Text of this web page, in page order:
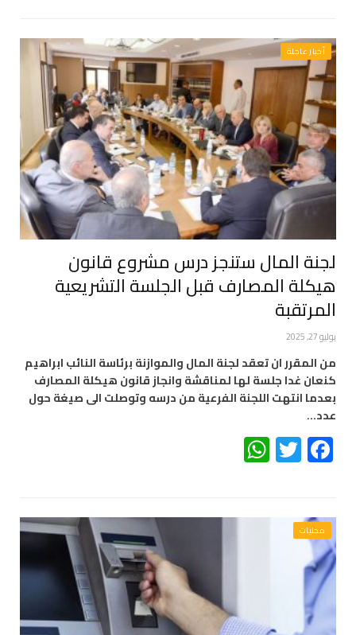
أخبار عاجلة
لجنة المال ستنجز درس مشروع قانون
هيكلة المصارف قبل الجلسة التشريعية
المرتقبة
يوليو 27, 2025
من المقرر ان تعقد لجنة المال والموازنة برئاسة النائب ابراهيم
كنعان غدا جلسة لها لمناقشة وانجاز قانون هيكلة المصارف
بعدما انتهت اللجنة الفرعية من درسه وتوصلت الى صيغة حول
عدد…
Facebook
Twitter
محليات